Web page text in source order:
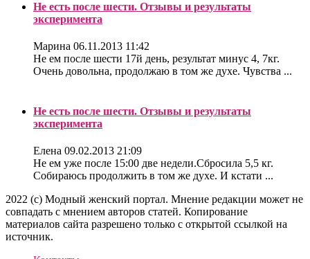
Не есть после шести. Отзывы и результаты
эксперимента
Марина 06.11.2013 11:42
Не ем после шести 17й день, результат минус 4, 7кг.
Очень довольна, продолжаю в том же духе. Чувства ...
Не есть после шести. Отзывы и результаты
эксперимента
Елена 09.02.2013 21:09
Не ем уже после 15:00 две недели.Сбросила 5,5 кг.
Собираюсь продолжить в том же духе. И кстати ...
2022 (c) Модный женский портал. Мнение редакции может не
совпадать с мнением авторов статей. Копирование
материалов сайта разрешено только с открытой ссылкой на
источник.